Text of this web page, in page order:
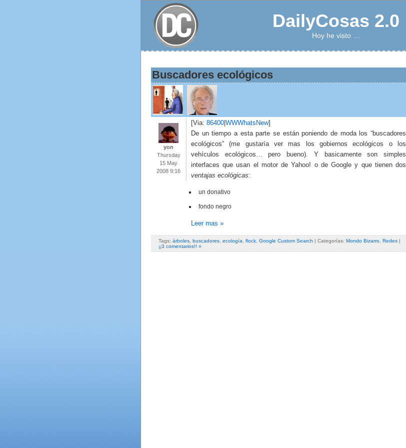
DailyCosas 2.0
Hoy he visto …
Buscadores ecológicos
yon
Thursday
15 May
2008 9:16
[Via: 86400 WWWhatsNew]
De un tiempo a esta parte se están poniendo de moda los “buscadores
ecológicos” (me gustaría ver mas los gobiernos ecológicos o los
vehículos ecológicos… pero bueno). Y basicamente son simples
interfaces que usan el motor de Yahoo! o de Google y que tienen dos
ventajas ecológicas:
un donativo
fondo negro
Leer mas »
Tags: árboles, buscadores, ecología, flock, Google Custom Search | Categorías: Mondo Bizarro, Redes |
¡¡3 comentarios!! »